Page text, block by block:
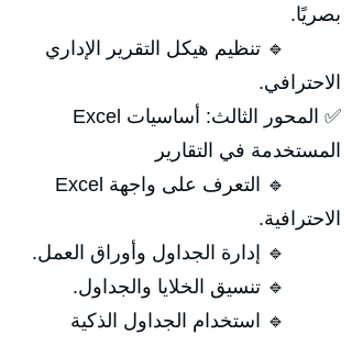
بصريًا.
🔹 تنظيم هيكل التقرير الإداري
الاحترافي.
✅ المحور الثالث: أساسيات Excel
المستخدمة في التقارير
🔹 التعرف على واجهة Excel
الاحترافية.
🔹 إدارة الجداول وأوراق العمل.
🔹 تنسيق الخلايا والجداول.
🔹 استخدام الجداول الذكية